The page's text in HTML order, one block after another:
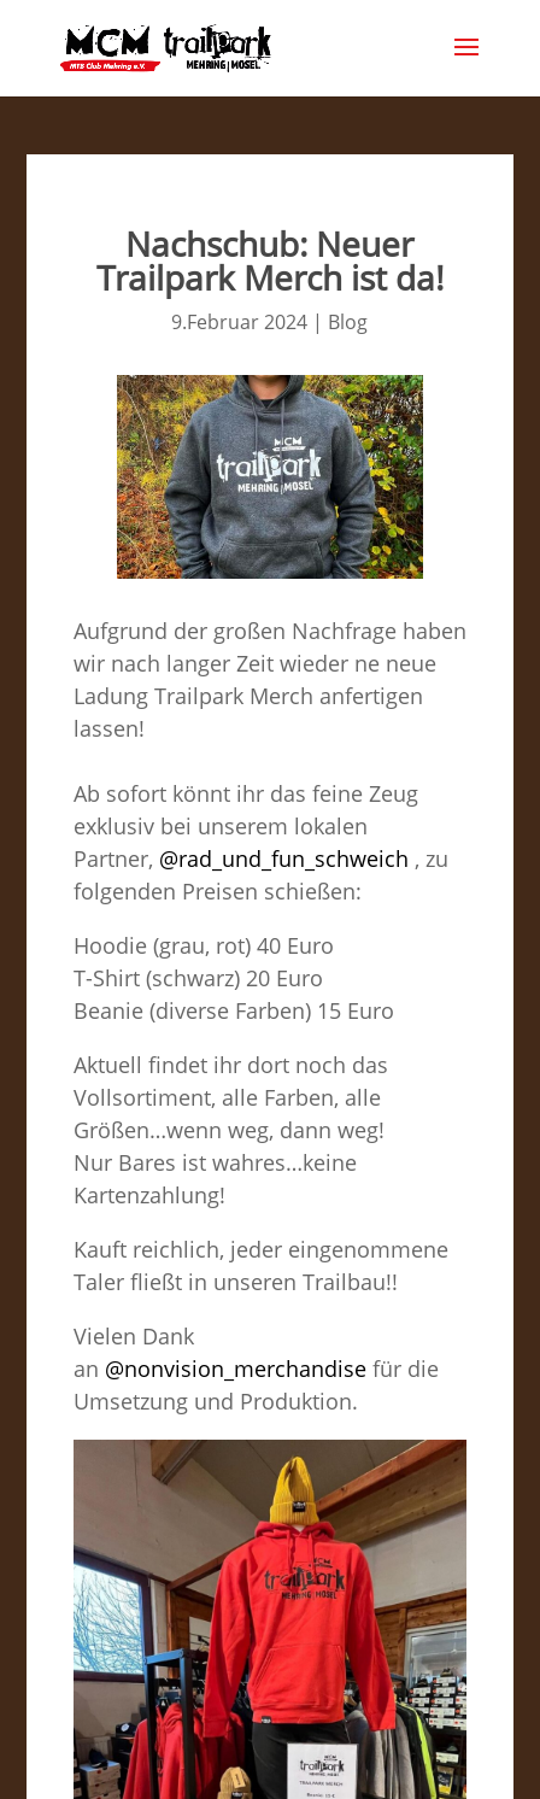
Nachschub: Neuer
Trailpark Merch ist da!
9.Februar 2024 | Blog
Aufgrund der großen Nachfrage haben
wir nach langer Zeit wieder ne neue
Ladung Trailpark Merch anfertigen
lassen!
Ab sofort könnt ihr das feine Zeug
exklusiv bei unserem lokalen
Partner, @rad_und_fun_schweich , zu
folgenden Preisen schießen:
Hoodie (grau, rot) 40 Euro
T-Shirt (schwarz) 20 Euro
Beanie (diverse Farben) 15 Euro
Aktuell findet ihr dort noch das
Vollsortiment, alle Farben, alle
Größen…wenn weg, dann weg!
Nur Bares ist wahres…keine
Kartenzahlung!
Kauft reichlich, jeder eingenommene
Taler fließt in unseren Trailbau!!
Vielen Dank
an @nonvision_merchandisefür die
Umsetzung und Produktion.